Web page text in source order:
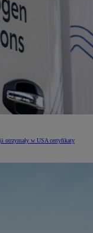
otrzymały w USA certyfikaty